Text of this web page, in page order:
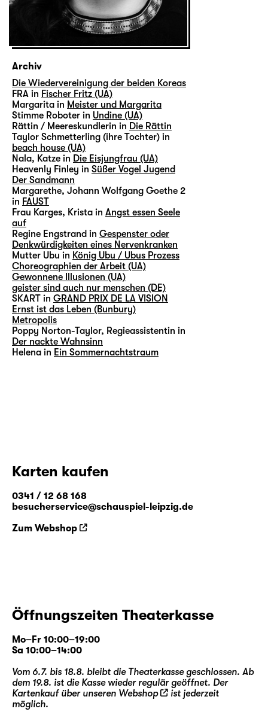
Archiv
Die Wiedervereinigung der beiden Koreas
FRA in Fischer Fritz (UA)
Margarita in Meister und Margarita
Stimme Roboter in Undine (UA)
Rättin / Meereskundlerin in Die Rättin
Taylor Schmetterling (ihre Tochter) in
beach house (UA)
Nala, Katze in Die Eisjungfrau (UA)
Heavenly Finley in Süßer Vogel Jugend
Der Sandmann
Margarethe, Johann Wolfgang Goethe 2
in FAUST
Frau Karges, Krista in Angst essen Seele
auf
Regine Engstrand in Gespenster oder
Denkwürdigkeiten eines Nervenkranken
Mutter Ubu in König Ubu / Ubus Prozess
Choreographien der Arbeit (UA)
Gewonnene Illusionen (UA)
geister sind auch nur menschen (DE)
SKART in GRAND PRIX DE LA VISION
Ernst ist das Leben (Bunbury)
Metropolis
Poppy Norton-Taylor, Regieassistentin in
Der nackte Wahnsinn
Helena in Ein Sommernachtstraum
Karten kaufen
0341 / 12 68 168
besucherservice@schauspiel-leipzig.de
Zum Webshop
Öffnungszeiten Theaterkasse
Mo–Fr 10:00–19:00
Sa 10:00–14:00
Vom 6.7. bis 18.8. bleibt die Theaterkasse geschlossen. Ab
dem 19.8. ist die Kasse wieder regulär geöffnet. Der
Kartenkauf über unseren Webshop
ist jederzeit
möglich.